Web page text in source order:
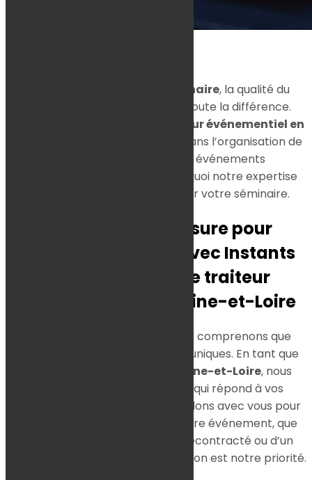
séminaire, la qualité du
peut faire toute la différence.
traiteur événementiel en
, est spécialisé dans l’organisation de
pour des événements
professionnels. Découvrez pourquoi notre expertise
fait de nous le choix parfait pour votre séminaire.
Un service sur mesure pour
chaque séminaire avec Instants
Gourmands, votre traiteur
événementiel en Maine-et-Loire
Chez Instants Gourmands, nous comprenons que
chaque séminaire a des besoins uniques. En tant que
traiteur événementiel en Maine-et-Loire, nous
offrons un service sur mesure qui répond à vos
attentes spécifiques. Nous travaillons avec vous pour
concevoir un menu adapté à votre événement, que
décontracté ou d’un
plus formel. Votre satisfaction est notre priorité.